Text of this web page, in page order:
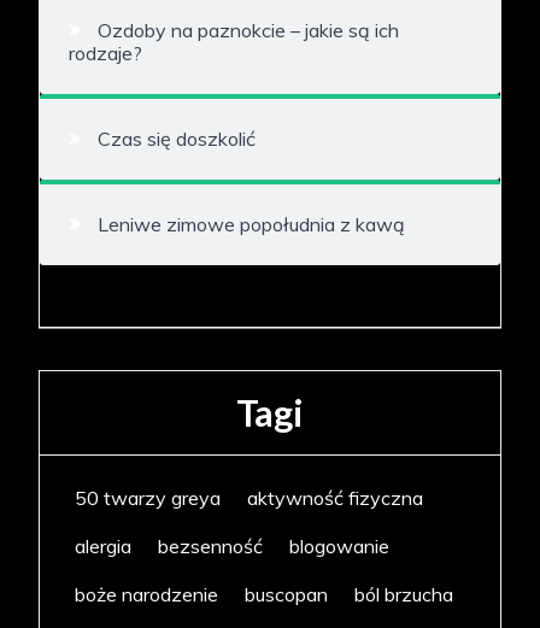
Ozdoby na paznokcie – jakie są ich
rodzaje?
Czas się doszkolić
Leniwe zimowe popołudnia z kawą
Tagi
50 twarzy greya
aktywność fizyczna
alergia
bezsenność
blogowanie
boże narodzenie
buscopan
ból brzucha